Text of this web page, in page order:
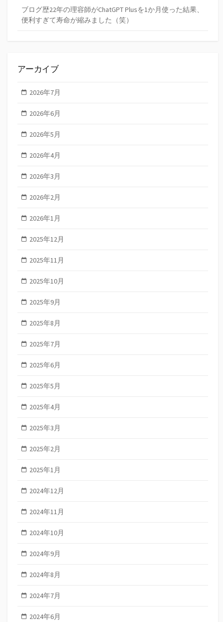
ブログ歴22年の理容師がChatGPT Plusを1か月使った結果、
便利すぎて寿命が縮みました（笑）
アーカイブ
2026年7月
2026年6月
2026年5月
2026年4月
2026年3月
2026年2月
2026年1月
2025年12月
2025年11月
2025年10月
2025年9月
2025年8月
2025年7月
2025年6月
2025年5月
2025年4月
2025年3月
2025年2月
2025年1月
2024年12月
2024年11月
2024年10月
2024年9月
2024年8月
2024年7月
2024年6月